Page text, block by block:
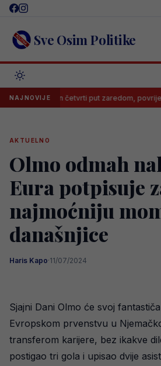
Skip
content Sve Osim Politike
NAJNOVIJE
četvrti put zaredom, povrijedio se u
AKTUELNO
Olmo odmah
Eura potpisuje
najmoćniju
današnjice
Haris Kapo·11/07/2024
Sjajni Dani Olmo će svoj
Evropskom prvenstvu u
transferom karijere, bez ikakve
postigao tri gola i upisao dvije